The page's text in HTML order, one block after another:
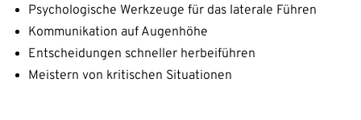
Psychologische Werkzeuge für das laterale Führen
Kommunikation auf Augenhöhe
Entscheidungen schneller herbeiführen
Meistern von kritischen Situationen